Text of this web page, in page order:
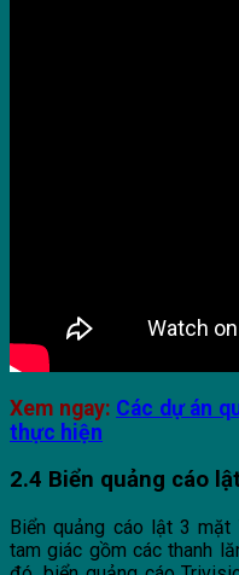
Xem ngay: Các dự án
thực hiện
2.4 Biển quảng cáo
Biển quảng cáo lật 3
tam giác gồm các thanh